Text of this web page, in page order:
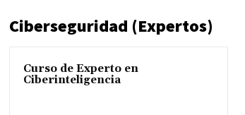
Ciberseguridad (Expertos)
Curso de Experto en
Ciberinteligencia